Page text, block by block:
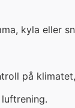
kyla eller
på